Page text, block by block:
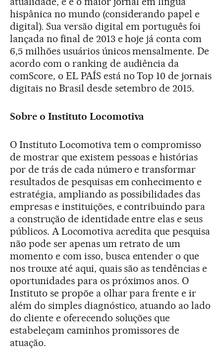
hispânica no mundo (considerando papel e
digital). Sua versão digital em português foi
lançada no final de 2013 e hoje já conta com
6,5 milhões usuários únicos mensalmente. De
acordo com o ranking de audiência da
comScore, o EL PAÍS está no Top 10 de jornais
digitais no Brasil desde setembro de 2015.
Sobre o Instituto Locomotiva
O Instituto Locomotiva tem o compromisso
de mostrar que existem pessoas e histórias
por de trás de cada número e transformar
resultados de pesquisas em conhecimento e
estratégia, ampliando as possibilidades das
empresas e instituições, e contribuindo para
a construção de identidade entre elas e seus
públicos. A Locomotiva acredita que pesquisa
não pode ser apenas um retrato de um
momento e com isso, busca entender o que
nos trouxe até aqui, quais são as tendências e
oportunidades para os próximos anos. O
Instituto se propõe a olhar para frente e ir
além do simples diagnóstico, atuando ao lado
do cliente e oferecendo soluções que
estabeleçam caminhos promissores de
atuação.